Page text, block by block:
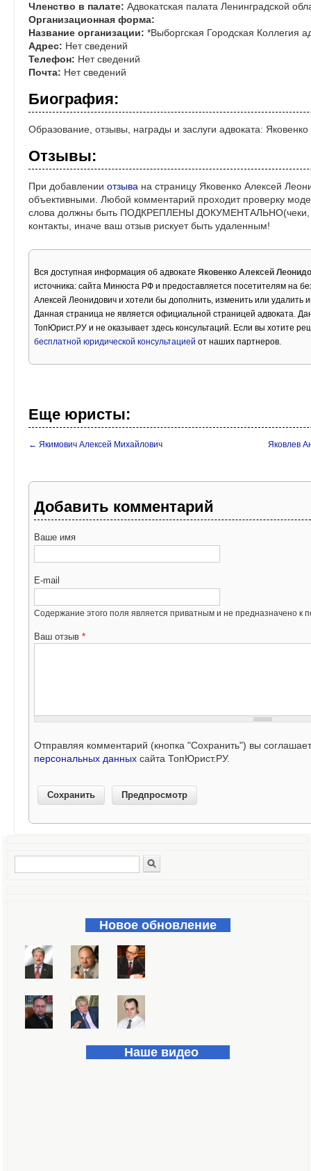
Членство в палате: Адвокатская палата Ленинградской
Организационная форма:
Название организации: *Выборгская Городская Коллегия
Адрес: Нет сведений
Телефон: Нет сведений
Почта: Нет сведений
Биография:
Образование, отзывы, награды и заслуги адвоката:
Отзывы:
При добавлении отзыва на страницу Яковенко Алексей
объективными. Любой комментарий проходит проверку
слова должны быть ПОДКРЕПЛЕНЫ ДОКУМЕНТАЛЬНО(чеки,
контакты, иначе ваш отзыв рискует быть удаленным!
Вся доступная информация об адвокате Яковенко Алексей
источника: сайта Минюста РФ и предоставляется посетителям на
Алексей Леонидович и хотели бы дополнить, изменить или
Данная страница не является официальной страницей адвоката.
ТопЮрист.РУ и не оказывает здесь консультаций. Если вы хотите
бесплатной юридической консультацией от наших партнеров.
Еще юристы:
← Якимович Алексей Михайлович Яковлев
Добавить комментарий
Ваше имя
E-mail
Содержание этого поля является приватным и не предназначено к
Ваш отзыв *
Отправляя комментарий (кнопка "Сохранить") вы
персональных данных сайта ТопЮрист.РУ.
Форма поиска
Новое обновление
Наше видео